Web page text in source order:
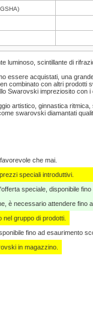
luminoso, scintillante di
essere acquistati, una
combinato con altri prodotti
Swarovski impreziosito con
artistico, ginnastica
swarovski diamantati
che mai.
speciali introduttivi.
speciale, disponibile
è necessario attendere fino
gruppo di prodotti.
fino ad esaurimento
in magazzino.